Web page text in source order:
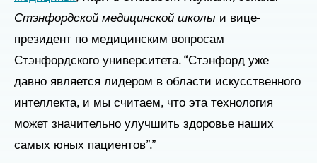
Стэнфордской медицинской школы и вице-
президент по медицинским вопросам
Стэнфордского университета. “Стэнфорд уже
давно является лидером в области искусственного
интеллекта, и мы считаем, что эта технология
может значительно улучшить здоровье наших
самых юных пациентов”.”